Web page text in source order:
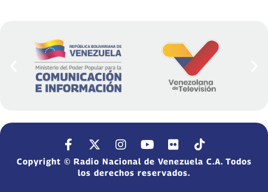
Copyright © Radio Nacional de Venezuela C.A. Todos
los derechos reservados.